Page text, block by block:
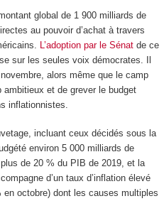
global de 1 900 milliards de
au pouvoir d’achat à travers
L’adoption par le Sénatde ce
sur les seules voix démocrates. Il
alors même que le camp
ambitieux et de grever le budget
inflationnistes.
incluant ceux décidés sous la
environ 5 000 milliards de
de 20 % du PIB de 2019, et la
d’un taux d’inflation élevé
octobre) dont les causes multiples